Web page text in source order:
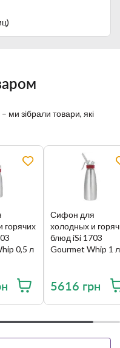
ми зібрали товари, які
горячих
0,5 л
Сифон для
холодных и
блюд iSi 1703
Gourmet Whip 1 л
5616 грн